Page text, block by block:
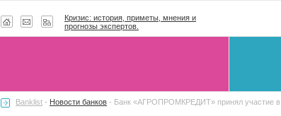
Кризис: история, приметы, мнения и
прогнозы экспертов.
Banklist - Новости банков - Банк «АГРОПРОМКРЕДИТ» принял участие